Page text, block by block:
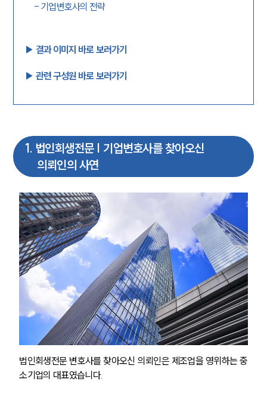
- 기업변호사의 전략
▶︎ 결과 이미지 바로 보러가기
▶︎ 관련 구성원 바로 보러가기
1. 법인회생전문 | 기업변호사를 찾아오신
의뢰인의 사연
법인회생전문 변호사를 찾아오신 의뢰인은 제조업을 영위하는 중
소기업의 대표였습니다.